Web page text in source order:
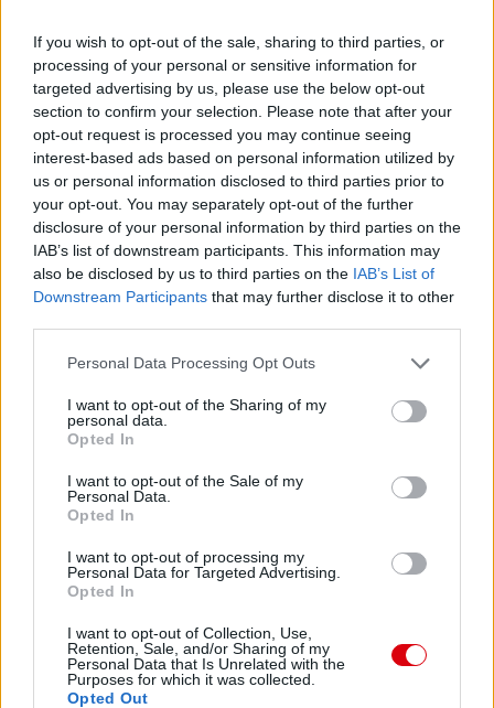
If you wish to opt-out of the sale, sharing to third parties, or
processing of your personal or sensitive information for
targeted advertising by us, please use the below opt-out
section to confirm your selection. Please note that after your
opt-out request is processed you may continue seeing
interest-based ads based on personal information utilized by
us or personal information disclosed to third parties prior to
your opt-out. You may separately opt-out of the further
disclosure of your personal information by third parties on the
IAB’s list of downstream participants. This information may
also be disclosed by us to third parties on the IAB’s List of
Downstream Participants that may further disclose it to other
Please note that this website/app uses one or more Google
not limited to your visit or usage behaviour. You may click to
grant or deny consent to Google and its third-party tags to
use your data for below specified purposes in below Google
consent section.
Personal Data Processing Opt Outs
I want to opt-out of the Sharing of my
personal data.
Opted In
I want to opt-out of the Sale of my
Personal Data.
Opted In
I want to opt-out of processing my
Personal Data for Targeted Advertising.
Opted In
I want to opt-out of Collection, Use,
Retention, Sale, and/or Sharing of my
Personal Data that Is Unrelated with the
Purposes for which it was collected.
Opted Out